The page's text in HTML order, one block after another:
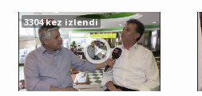
3304 kez izlendi